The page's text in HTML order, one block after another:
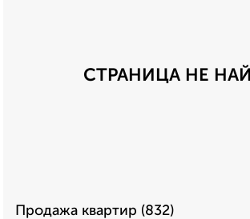
СТРАНИЦА НЕ
Продажа квартир (832)